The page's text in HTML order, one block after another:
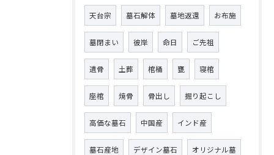
天台宗 墓石解体 墓地返還 お布施
墓閉まい 彼岸 命日 ご先祖
遺骨 土葬 棺桶 甕 寝棺
座棺 焼骨 骨出し 掘り起こし
高価な墓石 中国産 インド産
墓石産地 デザイン墓石 オリジナル墓